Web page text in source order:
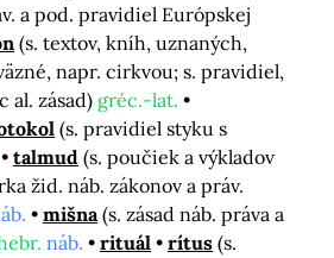
a pod. pravidiel Európskej
(s. textov, kníh, uznaných,
napr. cirkvou; s. pravidiel,
al. zásad) gréc.-lat.
(s. pravidiel styku s
talmud (s. poučiek a výkladov
žid. náb. zákonov a práv.
mišna (s. zásad náb. práva a
náb. rituál rítus (s.